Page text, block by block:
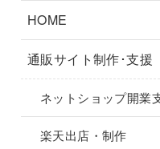
HOME
通販サイト制作･支援
ネットショップ開業
楽天出店・制作